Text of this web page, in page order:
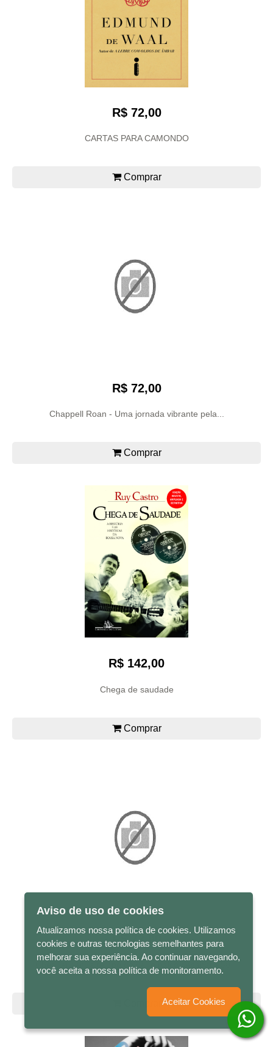
R$ 72,00
CARTAS PARA CAMONDO
Comprar
R$ 72,00
Chappell Roan - Uma jornada vibrante pela...
Comprar
R$ 142,00
Chega de saudade
Comprar
R$ 72,00
Cheguei bem a tempo de ver o palco desabar - 50...
Aviso de uso de cookies
Atualizamos nossa política de cookies. Utilizamos
cookies e outras tecnologias semelhantes para
melhorar sua experiência. Ao continuar navegando,
você aceita a nossa política de monitoramento.
Aceitar Cookies